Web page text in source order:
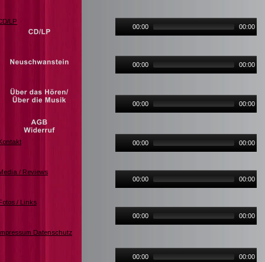
00:00 00:00
00:00 00:00
00:00 00:00
00:00 00:00
00:00 00:00
00:00 00:00
00:00 00:00
00:00 00:00
00:00 00:00